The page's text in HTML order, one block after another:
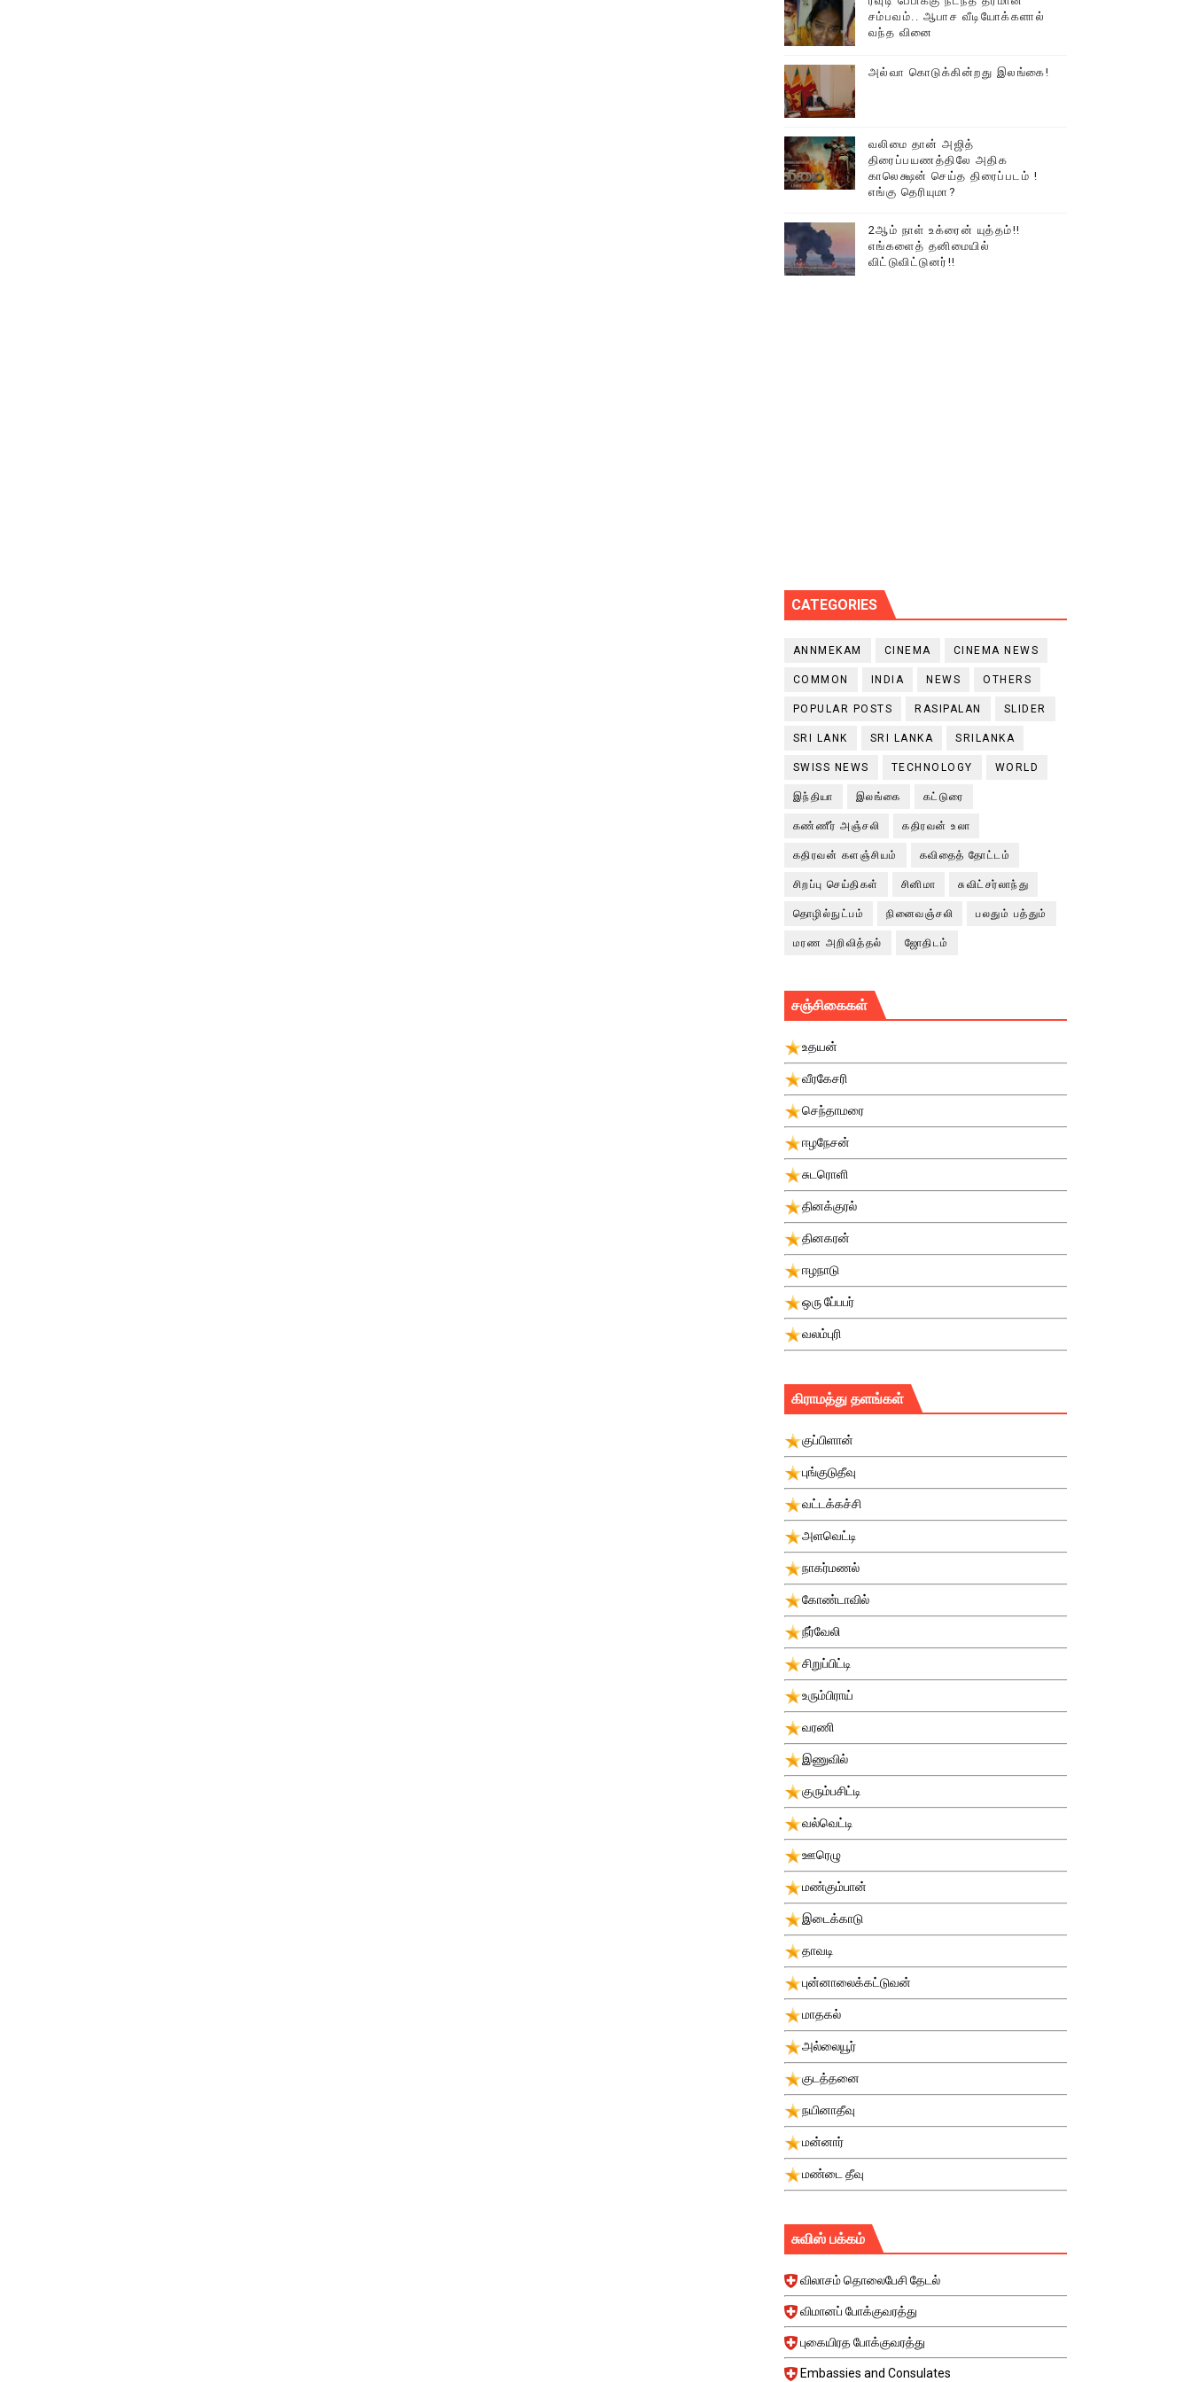
ஐ.நா முன்றலில் சீரற்ற காலநிலையிலும் தமிழின அழிப்பிற்கு நீதி கேட்டு நடைபெற்ற கவனயீர்ப்புப் போராட்டத்தில் திரண்ட தமிழ்மக்கள்!!சம்பவம்.. ஆபாச வீடியோக்களால்
வந்த வினை
அல்வா கொடுக்கின்றது இலங்கை!
வலிமை தான் அஜித்
திரைப்பயணத்திலே அதிக
காலெக்ஷன் செய்த திரைப்படம் !
எங்கு தெரியுமா?
2ஆம் நாள் உக்ரைன் யுத்தம்!!
எங்களைத் தனிமையில்
விட்டுவிட்டுனர்!!
CATEGORIES
ANNMEKAM CINEMA CINEMA NEWS
COMMON INDIA NEWS OTHERS
POPULAR POSTS RASIPALAN SLIDER
SRI LANK SRI LANKA SRILANKA
SWISS NEWS TECHNOLOGY WORLD
இந்தியா இலங்கை கட்டுரை
கண்ணீர் அஞ்சலி கதிரவன் உலா
கதிரவன் களஞ்சியம் கவிதைத் தோட்டம்
சிறப்பு செய்திகள் சினிமா சுவிட்சர்லாந்து
தொழில்நுட்பம் நினைவஞ்சலி பலதும் பத்தும்
மரண அறிவித்தல் ஜோதிடம்
சஞ்சிகைகள்
உதயன்
வீரகேசரி
செந்தாமரை
ஈழநேசன்
சுடரொளி
தினக்குரல்
தினகரன்
ஈழநாடு
ஒரு பே்பபர்
வலம்புரி
கிராமத்து தளங்கள்
குப்பிளான்
புங்குடுதீவு
வட்டக்கச்சி
அளவெட்டி
நாகர்மணல்
கோண்டாவில்
நீர்வேலி
சிறுப்பிட்டி
உரும்பிராய்
வரணி
இணுவில்
குரும்பசிட்டி
வல்வெட்டி
ஊரெழு
மண்கும்பான்
இடைக்காடு
தாவடி
புன்னாலைக்கட்டுவன்
மாதகல்
அல்லையூர்
குடத்தனை
நயினாதீவு
மன்னார்
மண்டை தீவு
சுவிஸ் பக்கம்
விலாசம் தொலைபேசி தேடல்
விமானப் போக்குவரத்து
புகையிரத போக்குவரத்து
Embassies and Consulates